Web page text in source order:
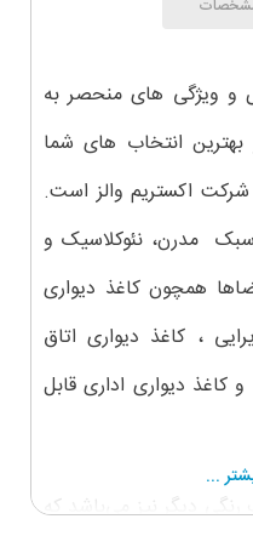
و ویژگی های منحصر به
انتخاب های شما
شرکت اکستریم والز است.
مدرن، نئوکلاسیک و
همچون کاغذ دیواری
، کاغذ دیواری اتاق
کاغذ دیواری اداری قابل
طرح دارای 10 طیف رنگی دیگر نیز می‌باشد که
...